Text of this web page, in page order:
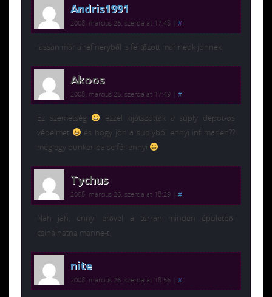
Andris1991
2008. március 26. szerda at 17:48 #
lassan már a refineryből is fertőzött marineok jönnek.
Akoos
2008. március 26. szerda at 17:49 #
Ez szemétség
ezzel kijátszották a suply depot-os
védelmet
és hogy jön a suplyból ennyi inf marien??
még egy bunker-ba se fér ennyi
Tychus
2008. március 26. szerda at 18:29 #
Nah jah, ennyi erővel a terran minden épületből
csinálhatna marine-t.
nite
2008. március 26. szerda at 18:56 #